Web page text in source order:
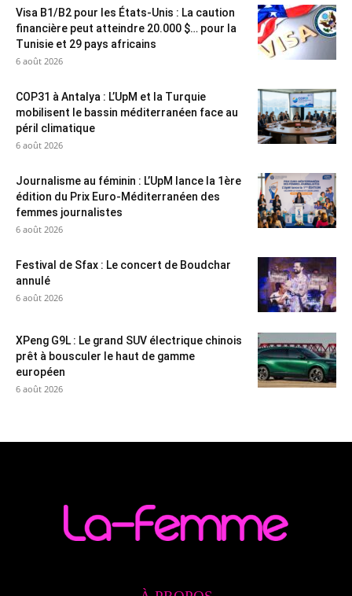
Visa B1/B2 pour les États-Unis : La caution
financière peut atteindre 20.000 $… pour la
Tunisie et 29 pays africains
6 août 2026
COP31 à Antalya : L’UpM et la Turquie
mobilisent le bassin méditerranéen face au
péril climatique
6 août 2026
Journalisme au féminin : L’UpM lance la 1ère
édition du Prix Euro-Méditerranéen des
femmes journalistes
6 août 2026
Festival de Sfax : Le concert de Boudchar
annulé
6 août 2026
XPeng G9L : Le grand SUV électrique chinois
prêt à bousculer le haut de gamme
européen
6 août 2026